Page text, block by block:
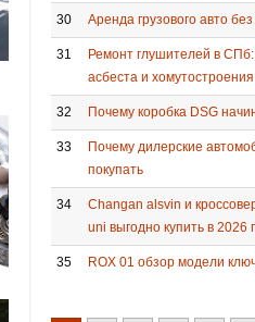
30 Аренда грузового авто
31
Ремонт глушителей в СПб:
асбеста и хомутостроения
32 Почему коробка DSG
33
Почему дилерские
покупать
34
Changan alsvin и
uni выгодно купить в 2026
35 ROX 01 обзор модели